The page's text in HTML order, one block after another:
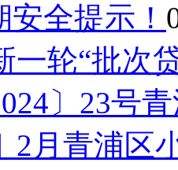
安全提示！
一轮“批次
〕23号
月青浦区